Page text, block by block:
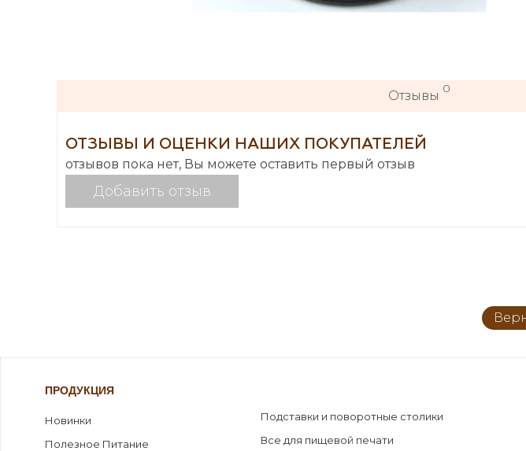
Отзывы 0
ОТЗЫВЫ И ОЦЕНКИ НАШИХ ПОКУПАТЕЛЕЙ
отзывов пока нет, Вы можете оставить первый отзыв
Добавить отзыв
ПРОДУКЦИЯ
Новинки
Полезное Питание
Подставки и поворотные столики
Все для пищевой печати